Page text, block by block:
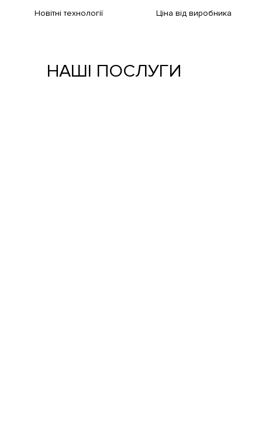
Новітні технології Ціна від виробника
НАШІ ПОСЛУГИ